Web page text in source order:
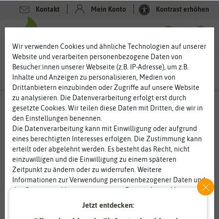
Kontakt Mein Konto Kontrast erhöhen
Wir verwenden Cookies und ähnliche Technologien auf unserer
Website und verarbeiten personenbezogene Daten von
Besucher:innen unserer Webseite (z.B. IP-Adresse), um z.B.
Inhalte und Anzeigen zu personalisieren, Medien von
Drittanbietern einzubinden oder Zugriffe auf unsere Website
zu analysieren. Die Datenverarbeitung erfolgt erst durch
gesetzte Cookies. Wir teilen diese Daten mit Dritten, die wir in
den Einstellungen benennen.
Die Datenverarbeitung kann mit Einwilligung oder aufgrund
eines berechtigten Interesses erfolgen. Die Zustimmung kann
erteilt oder abgelehnt werden. Es besteht das Recht, nicht
einzuwilligen und die Einwilligung zu einem späteren
Zeitpunkt zu ändern oder zu widerrufen. Weitere
Informationen zur Verwendung personenbezogener Daten und
den Diensten erklären wir in unsererDaten­schutz­erklärung.
Jetzt entdecken: